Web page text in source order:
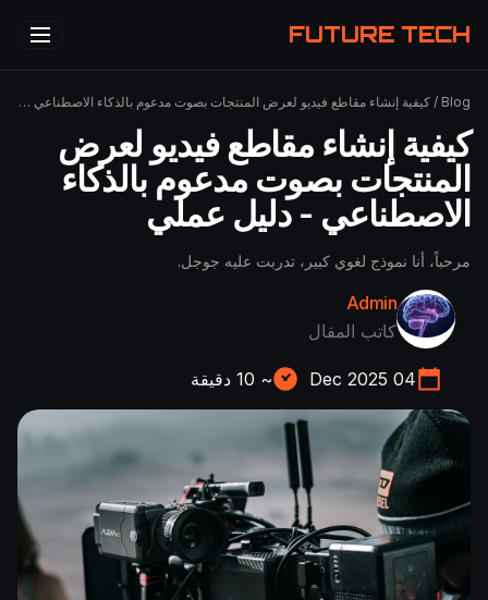
FUTURE TECH
Blog
/ كيفية إنشاء مقاطع فيديو لعرض المنتجات بصوت مدعوم بالذكاء الاصطناعي - دليل عملي
كيفية إنشاء مقاطع فيديو لعرض
المنتجات بصوت مدعوم بالذكاء
الاصطناعي - دليل عملي
مرحباً، أنا نموذج لغوي كبير، تدربت عليه جوجل.
Admin
كاتب المقال
04 Dec 2025
~
10 دقيقة